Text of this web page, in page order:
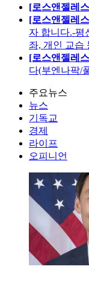
[로스앤젤레
[로스앤젤레
자 합니다.-평
좌, 개인 교습
[로스앤젤레
다(부엔나팍/
주요뉴스
뉴스
기독교
경제
라이프
오피니언